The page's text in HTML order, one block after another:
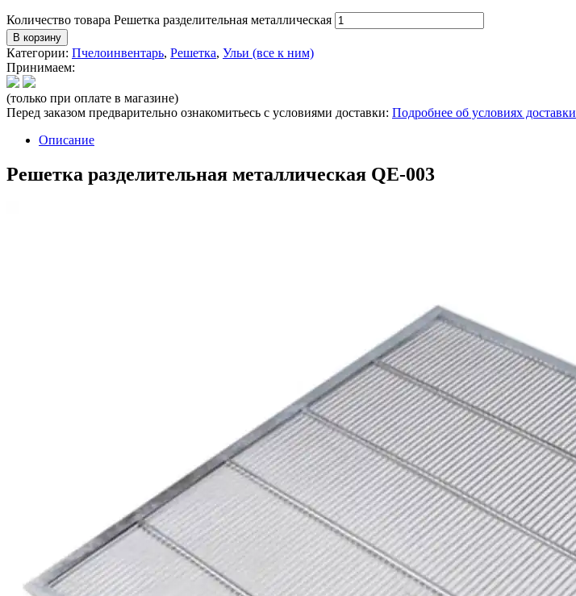
Количество товара Решетка разделительная металлическая
В корзину
Категории: Пчелоинвентарь, Решетка, Ульи (все к ним)
Принимаем:
(только при оплате в магазине)
Перед заказом предварительно ознакомитьесь с условиями доставки: Подробнее об условиях доставки
Описание
Решетка разделительная металлическая QE-003